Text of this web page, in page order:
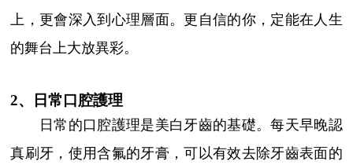
上，更會深入到心理層面。更自信的你，定能在人生
的舞台上大放異彩。
2、日常口腔護理
日常的口腔護理是美白牙齒的基礎。每天早晚認
真刷牙，使用含氟的牙膏，可以有效去除牙齒表面的